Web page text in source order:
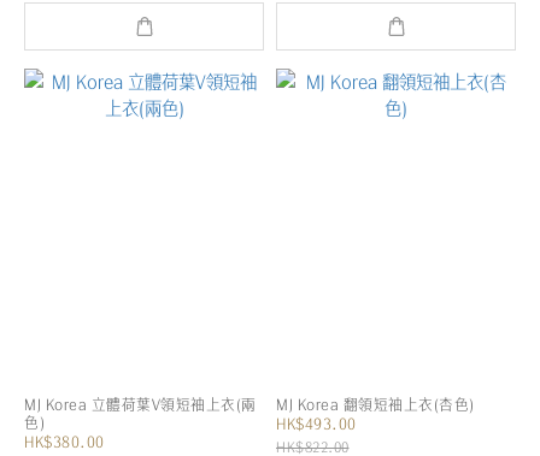
MJ Korea 立體荷葉V領短袖上衣(兩
色)
HK$380.00
MJ Korea 翻領短袖上衣(杏色)
HK$493.00
HK$822.00